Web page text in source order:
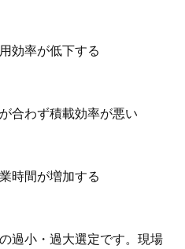
効率が低下する
合わず積載効率が悪い
時間が増加する
過小・過大選定です。現場